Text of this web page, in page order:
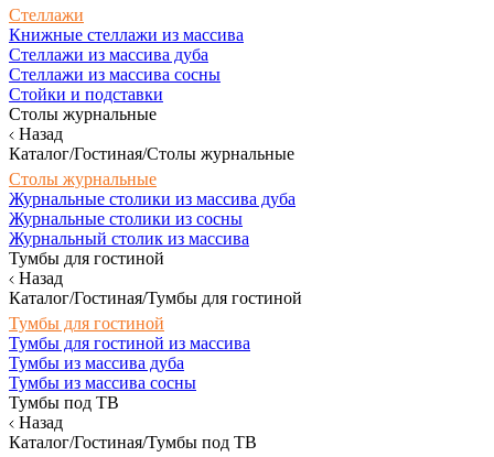
Стеллажи
Книжные стеллажи из массива
Стеллажи из массива дуба
Стеллажи из массива сосны
Стойки и подставки
Столы журнальные
Назад
Каталог/Гостиная/Столы журнальные
Столы журнальные
Журнальные столики из массива дуба
Журнальные столики из сосны
Журнальный столик из массива
Тумбы для гостиной
Назад
Каталог/Гостиная/Тумбы для гостиной
Тумбы для гостиной
Тумбы для гостиной из массива
Тумбы из массива дуба
Тумбы из массива сосны
Тумбы под ТВ
Назад
Каталог/Гостиная/Тумбы под ТВ